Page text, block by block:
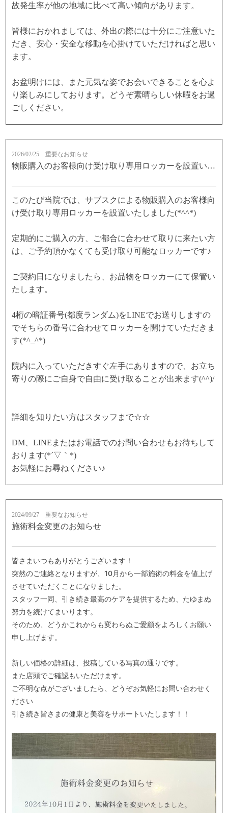
故発生率が他の地域に比べて高い傾向があります。
皆様におかれましては、外出の際には十分にご注意いた
だき、安心・安全な移動を心掛けていただければと思い
ます。
お盆明けには、また元気な姿でお会いできることを心よ
り楽しみにしております。どうぞ素晴らしい休暇をお過
ごしください。
2026/02/25 重要なお知らせ
物販購入のお客様向け受け取り専用ロッカーを設置いたしました☆
このたび当院では、サブスクによる物販購入のお客様向
け受け取り専用ロッカーを設置いたしました(*^^*)
定期的にご購入の方、ご都合に合わせて取りに来たい方
は、ご予約頂かなくても受け取り可能なロッカーです♪
ご契約日になりましたら、お品物をロッカーにて保管い
たします。
4桁の暗証番号(都度ランダム)をLINEでお送りしますの
でそちらの番号に合わせてロッカーを開けていただきま
す(*^_^*)
院内に入っていただきすぐ左手にありますので、お立ち
寄りの際にご自身で自由に受け取ることが出来ます(^^)/
詳細を知りたい方はスタッフまで☆☆
DM、LINEまたはお電話でのお問い合わせもお待ちして
おります(*´▽｀*)
お気軽にお尋ねください♪
2024/09/27 重要なお知らせ
施術料金変更のお知らせ
皆さまいつもありがとうございます！
突然のご連絡となりますが、10月から一部施術の料金を値上げ
させていただくことになりました。
スタッフ一同、引き続き最高のケアを提供するため、たゆまぬ
努力を続けてまいります。
そのため、どうかこれからも変わらぬご愛顧をよろしくお願い
申し上げます。
新しい価格の詳細は、投稿している写真の通りです。
また店頭でご確認もいただけます。
ご不明な点がございましたら、どうぞお気軽にお問い合わせく
ださい
引き続き皆さまの健康と美容をサポートいたします！！